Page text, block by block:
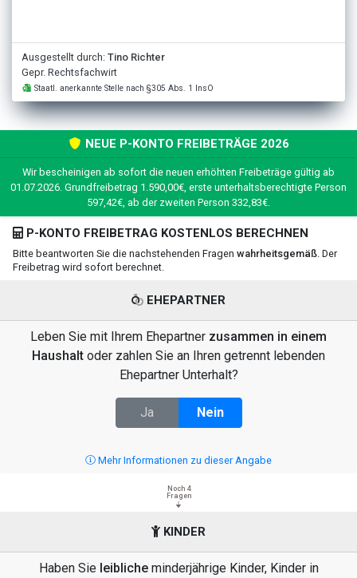
Ausgestellt durch: Tino Richter
Gepr. Rechtsfachwirt
Staatl. anerkannte Stelle nach §305 Abs. 1 InsO
NEUE P-KONTO FREIBETRÄGE 2026
Wir bescheinigen ab sofort die neuen erhöhten Freibeträge gültig ab
01.07.2026. Grundfreibetrag 1.590,00€, erste unterhaltsberechtigte Person
597,42€, ab der zweiten Person 332,83€.
P-KONTO FREIBETRAG KOSTENLOS BERECHNEN
Bitte beantworten Sie die nachstehenden Fragen wahrheitsgemäß . Der
Freibetrag wird sofort berechnet.
EHEPARTNER
Leben Sie mit Ihrem Ehepartner zusammen in einem
Haushalt oder zahlen Sie an Ihren getrennt lebenden
Ehepartner Unterhalt?
Ja Nein
Mehr Informationen zu dieser Angabe
Noch 4
Fragen
KINDER
Haben Sie leiblicheminderjährige Kinder, Kinder in